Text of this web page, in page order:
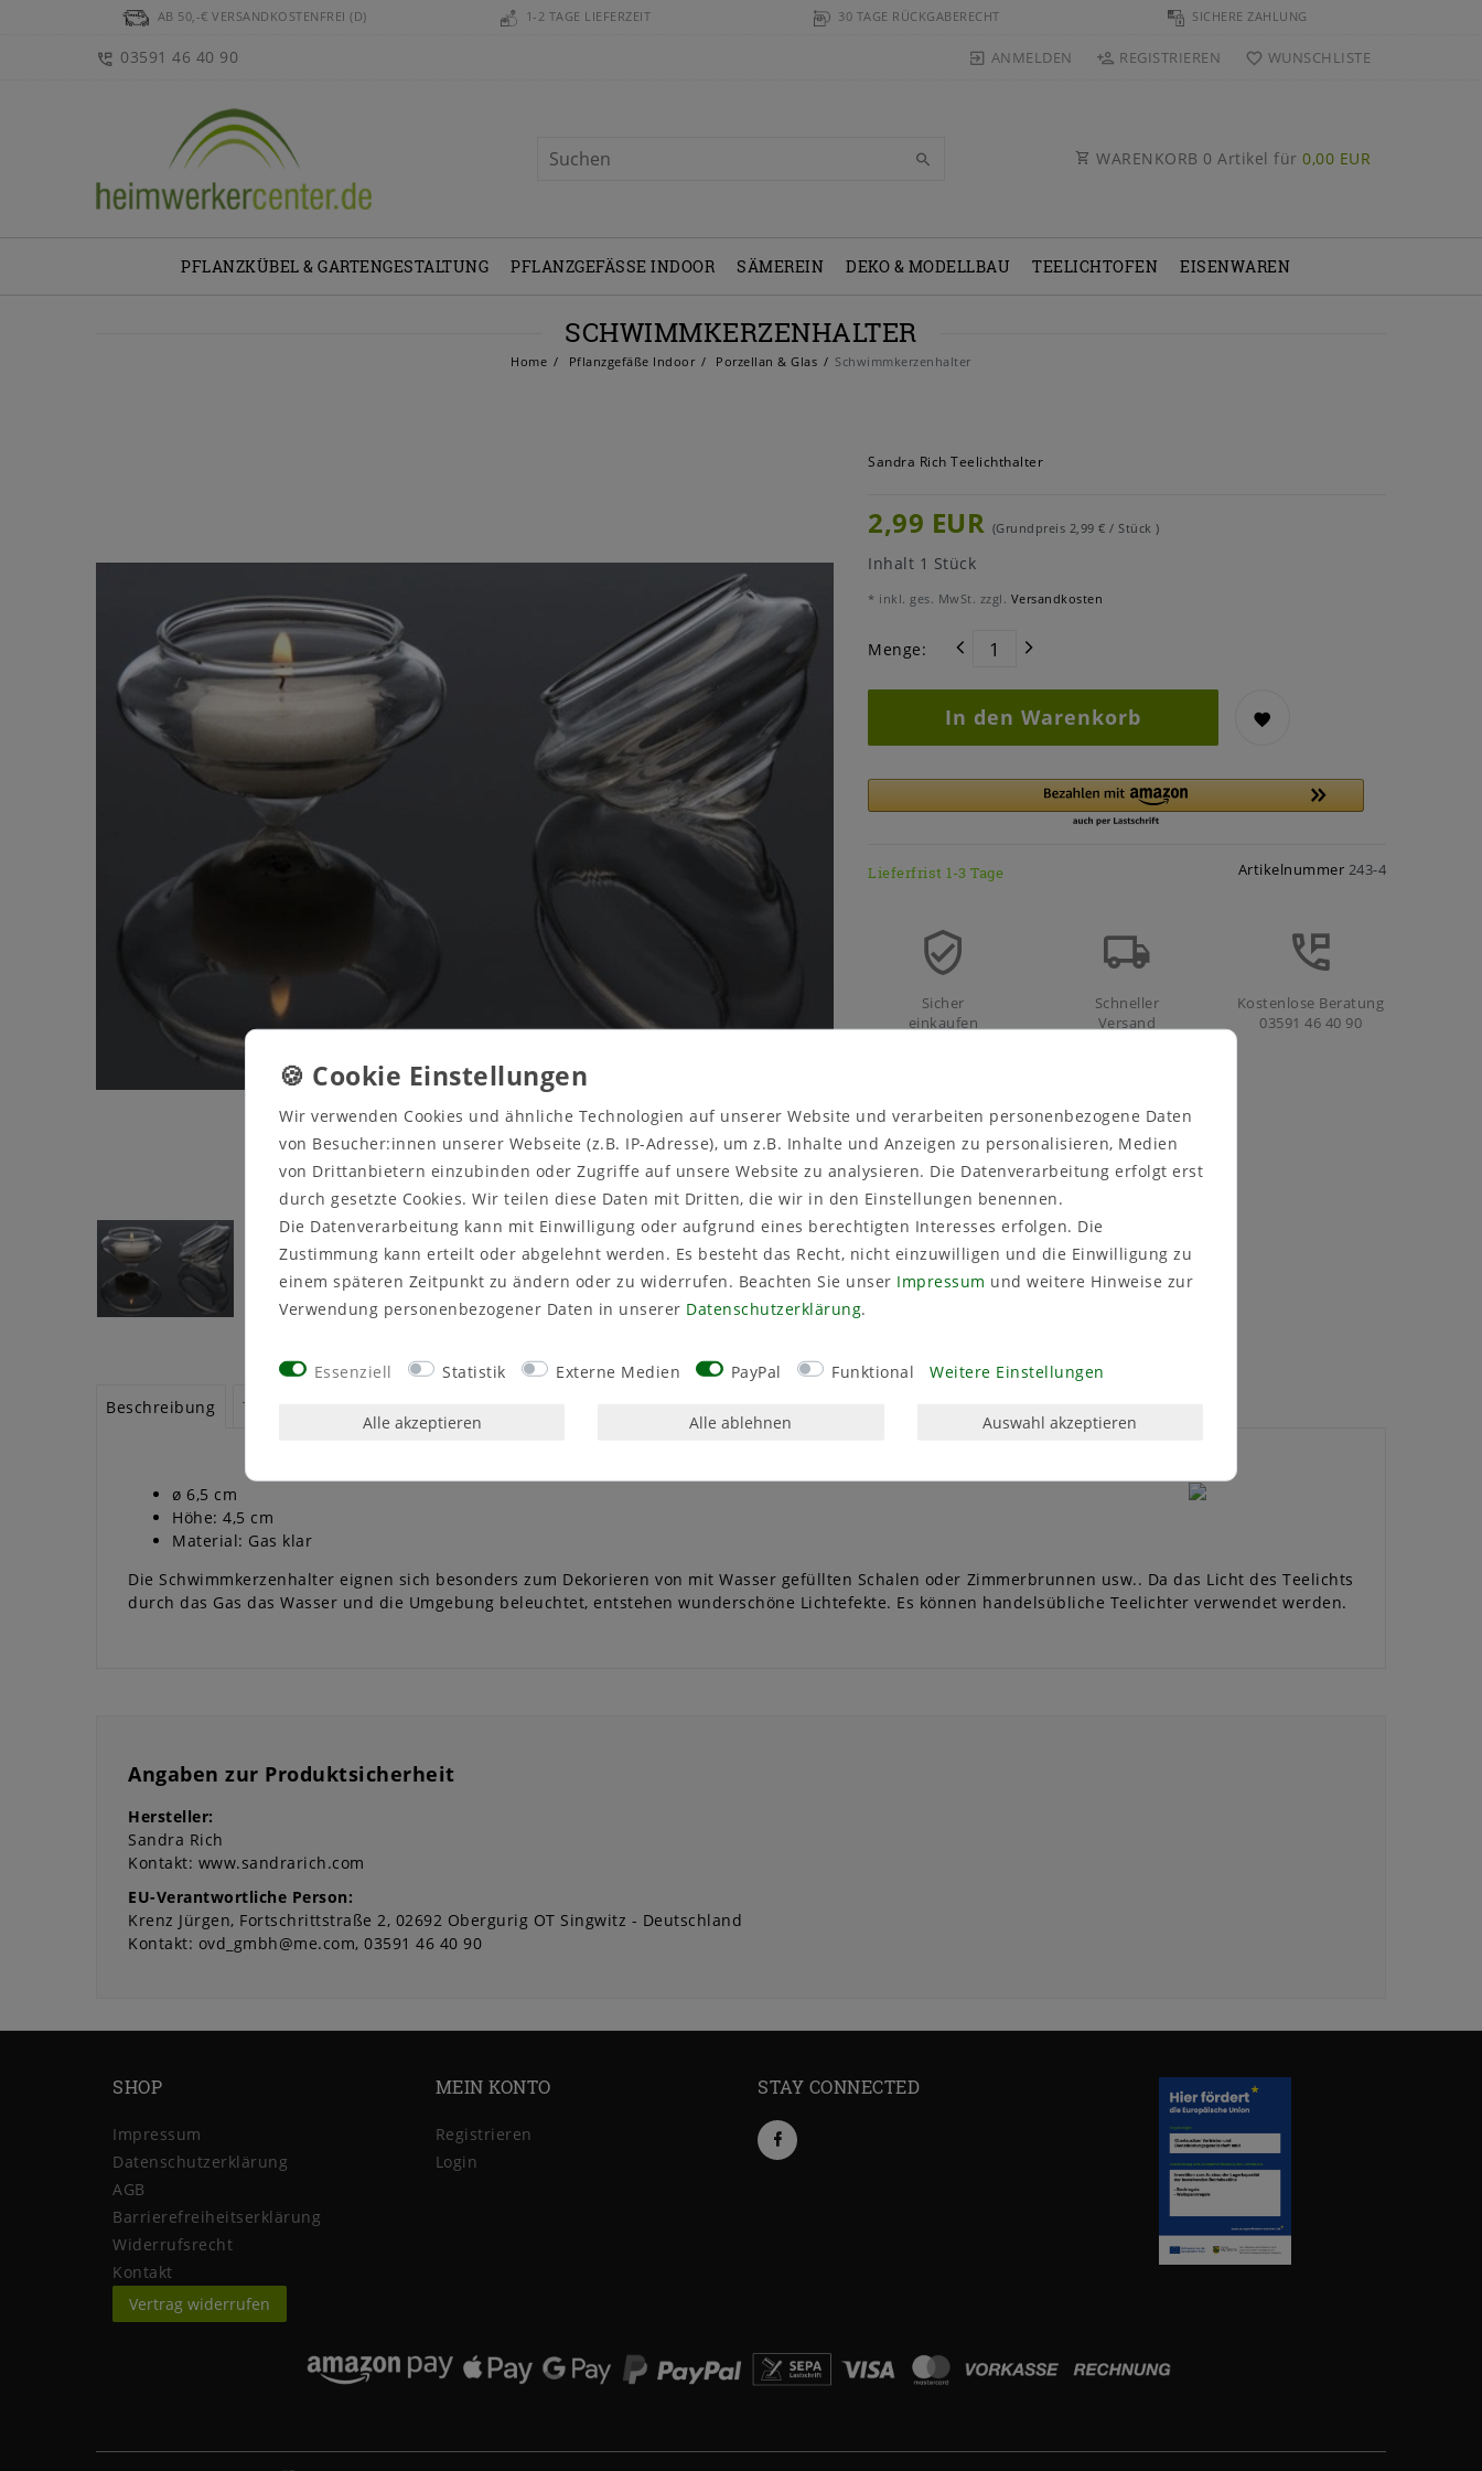
AB 50,-€ VERSANDKOSTENFREI (D) 1-2 TAGE LIEFERZEIT 30 TAGE RÜCKGABERECHT SICHERE ZAHLUNG
03591 46 40 90 ANMELDEN REGISTRIEREN WUNSCHLISTE
WARENKORB 0 Artikel für 0,00 EUR
PFLANZKÜBEL & GARTENGESTALTUNG PFLANZGEFÄSSE INDOOR SÄMEREIN DEKO & MODELLBAU TEELICHTOFEN EISENWAREN
SCHWIMMKERZENHALTER
Home Pflanzgefäße Indoor Porzellan & Glas Schwimmkerzenhalter
Sandra Rich Teelichthalter
2,99 EUR (Grundpreis 2,99 € / Stück )
Inhalt 1 Stück
* inkl. ges. MwSt. zzgl. Versandkosten
Menge:
In den Warenkorb
Lieferfrist 1-3 Tage Artikelnummer 243-4
Sicher
einkaufen
Schneller
Versand
Kostenlose Beratung
03591 46 40 90
Beschreibung Technische Daten
ø 6,5 cm
Höhe: 4,5 cm
Material: Gas klar
Die Schwimmkerzenhalter eignen sich besonders zum Dekorieren von mit Wasser gefüllten Schalen oder Zimmerbrunnen usw.. Da das Licht des Teelichts
durch das Gas das Wasser und die Umgebung beleuchtet, entstehen wunderschöne Lichtefekte. Es können handelsübliche Teelichter verwendet werden.
Angaben zur Produktsicherheit
Hersteller:
Sandra Rich
Kontakt: www.sandrarich.com
EU-Verantwortliche Person:
Krenz Jürgen Fortschrittstraße 2 02692 Obergurig OT Singwitz
Deutschland
Kontakt: ovd_gmbh@me.com 03591 46 40 90
SHOP
Impressum
Daten­schutz­erklärung
AGB
Barrierefreiheitserklärung
Widerrufs­recht
Kontakt
Vertrag widerrufen
MEIN KONTO
Registrieren
Login
STAY CONNECTED
Wir verwenden Cookies und ähnliche Technologien auf unserer Website und verarbeiten personenbezogene Daten
von Besucher:innen unserer Webseite (z.B. IP-Adresse), um z.B. Inhalte und Anzeigen zu personalisieren, Medien
von Drittanbietern einzubinden oder Zugriffe auf unsere Website zu analysieren. Die Datenverarbeitung erfolgt erst
durch gesetzte Cookies. Wir teilen diese Daten mit Dritten, die wir in den Einstellungen benennen.
Die Datenverarbeitung kann mit Einwilligung oder aufgrund eines berechtigten Interesses erfolgen. Die
Zustimmung kann erteilt oder abgelehnt werden. Es besteht das Recht, nicht einzuwilligen und die Einwilligung zu
einem späteren Zeitpunkt zu ändern oder zu widerrufen. Beachten Sie unser Impressum und weitere Hinweise zur
Verwendung personenbezogener Daten in unserer Daten­schutz­erklärung.
Essenziell Statistik Externe Medien PayPal Funktional Weitere Einstellungen
Alle akzeptieren Alle ablehnen Auswahl akzeptieren